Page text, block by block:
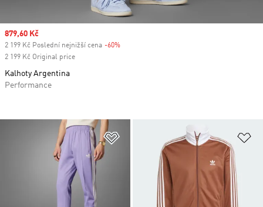
Přidat do seznamu přání
Sale price
879,60 Kč
2 199 Kč Poslední nejnižší cena -60%
2 199 Kč Original price
Kalhoty Argentina
Performance